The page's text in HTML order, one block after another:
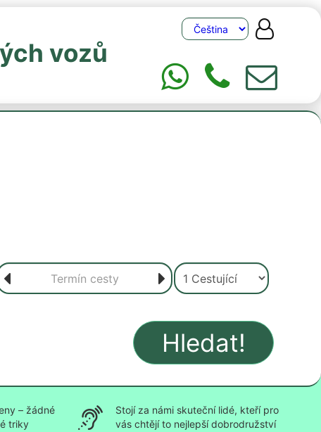
vozů
Hledat!
– žádné
triky
Stojí za námi skuteční lidé, kteří pro
vás chtějí to nejlepší dobrodružství